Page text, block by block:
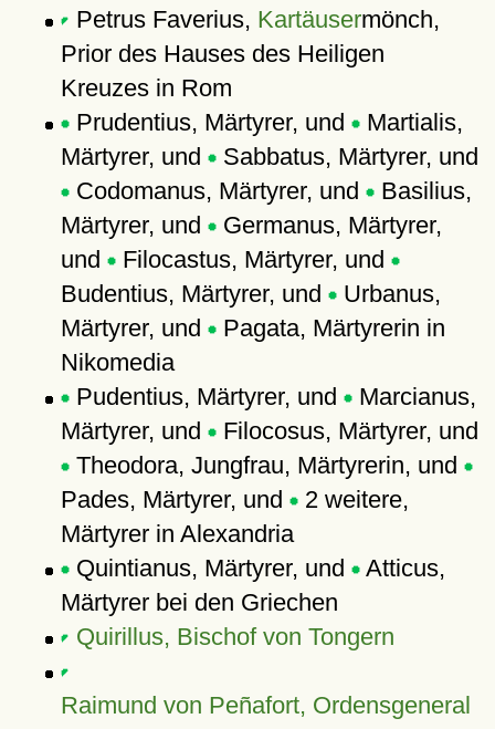
Petrus Faverius, Kartäusermönch,
Prior des Hauses des Heiligen
Kreuzes in Rom
Prudentius, Märtyrer, und Martialis,
Märtyrer, und Sabbatus, Märtyrer, und
Codomanus, Märtyrer, und Basilius,
Märtyrer, und Germanus, Märtyrer,
und Filocastus, Märtyrer, und
Budentius, Märtyrer, und Urbanus,
Märtyrer, und Pagata, Märtyrerin in
Nikomedia
Pudentius, Märtyrer, und Marcianus,
Märtyrer, und Filocosus, Märtyrer, und
Theodora, Jungfrau, Märtyrerin, und
Pades, Märtyrer, und 2 weitere,
Märtyrer in Alexandria
Quintianus, Märtyrer, und Atticus,
Märtyrer bei den Griechen
Quirillus, Bischof von Tongern
Raimund von Peñafort, Ordensgeneral